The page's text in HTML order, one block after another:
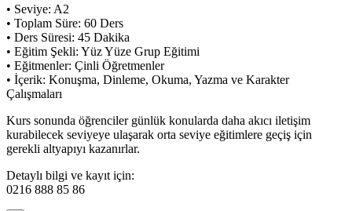
• Seviye: A2
• Toplam Süre: 60 Ders
• Ders Süresi: 45 Dakika
• Eğitim Şekli: Yüz Yüze Grup Eğitimi
• Eğitmenler: Çinli Öğretmenler
• İçerik: Konuşma, Dinleme, Okuma, Yazma ve Karakter
Çalışmaları
Kurs sonunda öğrenciler günlük konularda daha akıcı iletişim
kurabilecek seviyeye ulaşarak orta seviye eğitimlere geçiş için
gerekli altyapıyı kazanırlar.
Detaylı bilgi ve kayıt için:
0216 888 85 86